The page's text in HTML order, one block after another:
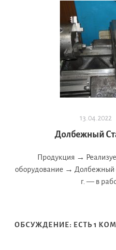
13.04.2022
Долбежный
Продукция →
оборудование → Долбежный
г. — в
ОБСУЖДЕНИЕ: ЕСТЬ 1